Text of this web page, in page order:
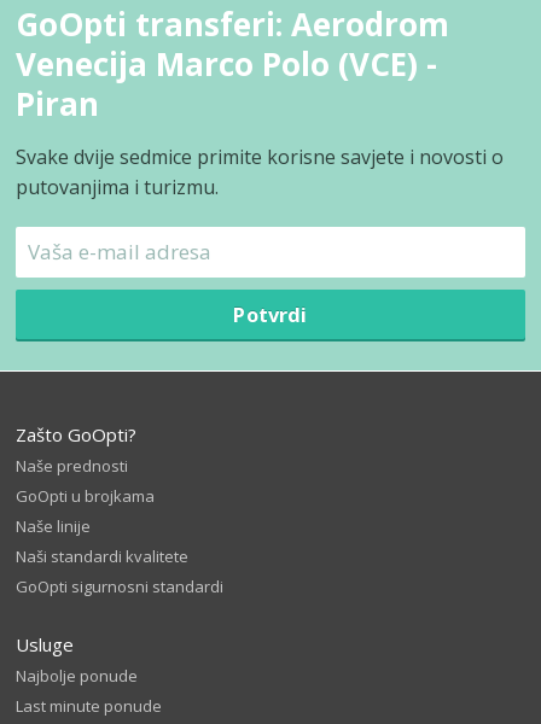
GoOpti transferi: Aerodrom
Venecija Marco Polo (VCE) -
Piran
Svake dvije sedmice primite korisne savjete i novosti o
putovanjima i turizmu.
Potvrdi
Zašto GoOpti?
Naše prednosti
GoOpti u brojkama
Naše linije
Naši standardi kvalitete
GoOpti sigurnosni standardi
Usluge
Najbolje ponude
Last minute ponude